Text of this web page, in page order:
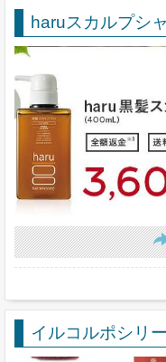
haruスカルプシ
イルコルポシリ